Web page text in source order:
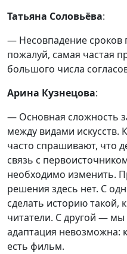
Татьяна Соловьёва:
— Несовпадение сроков
пожалуй, самая частая
большого числа
Арина Кузнецова:
— Основная сложность
между видами искусств.
часто спрашивают, что
связь с
необходимо изменить.
решения здесь нет. С
сделать историю такой,
читатели. С другой —
адаптация невозможна:
есть фильм.